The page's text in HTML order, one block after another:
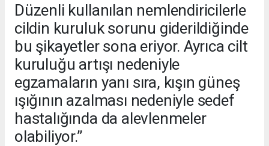
Düzenli kullanılan nemlendiricilerle
cildin kuruluk sorunu giderildiğinde
bu şikayetler sona eriyor. Ayrıca cilt
kuruluğu artışı nedeniyle
egzamaların yanı sıra, kışın güneş
ışığının azalması nedeniyle sedef
hastalığında da alevlenmeler
olabiliyor.”